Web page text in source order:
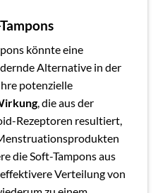
könnte eine
Alternative in der
potenzielle
, die aus der
Rezeptoren resultiert,
die Soft-Tampons aus
Verteilung von